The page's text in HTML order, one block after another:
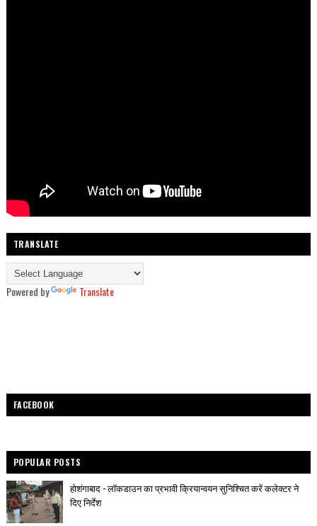
TRANSLATE
Powered by Translate
FACEBOOK
POPULAR POSTS
होशंगाबाद - लॉकडाउन का प्रभावी क्रियान्वयन सुनिश्चित करें कलेक्टर ने
दिए निर्देश